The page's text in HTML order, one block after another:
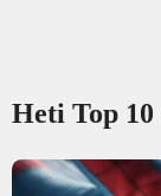
Heti Top 10